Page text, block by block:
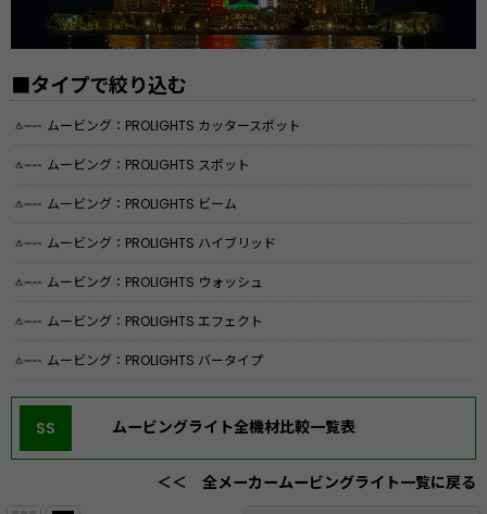
■タイプで絞り込む
ムービング：PROLIGHTS カッタースポット
ムービング：PROLIGHTS スポット
ムービング：PROLIGHTS ビーム
ムービング：PROLIGHTS ハイブリッド
ムービング：PROLIGHTS ウォッシュ
ムービング：PROLIGHTS エフェクト
ムービング：PROLIGHTS バータイプ
SS ムービングライト全機材比較一覧表
＜＜ 全メーカームービングライト一覧に戻る